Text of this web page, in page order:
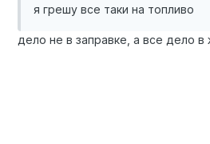
я грешу все таки на топливо
дело не в заправке, а все дело